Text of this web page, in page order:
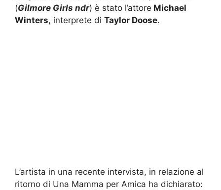
(Gilmore Girls ndr) è stato l’attore Michael
Winters, interprete di Taylor Doose.
L’artista in una recente intervista, in relazione al
ritorno di Una Mamma per Amica ha dichiarato: